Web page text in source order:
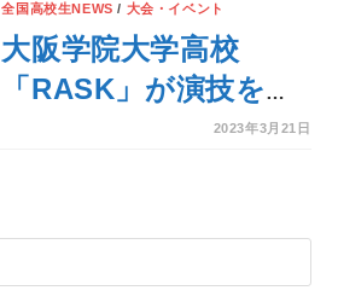
全国高校生NEWS / 大会・イベント
大阪学院大学高校
「RASK」が演技を披
露！＜高校ストリート
2023年3月21日